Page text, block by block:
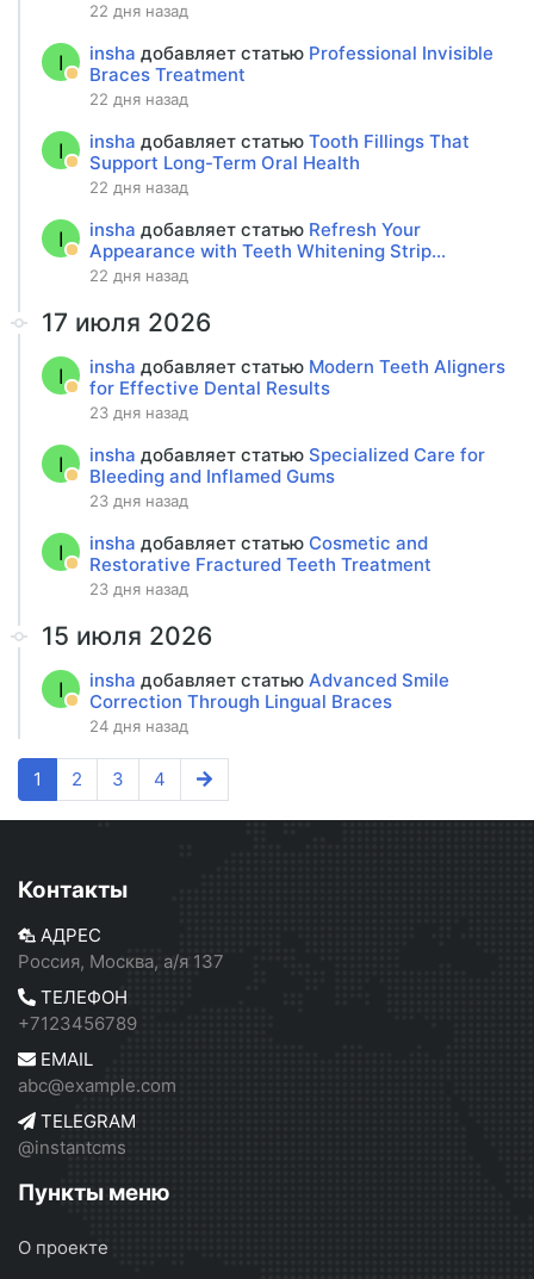
22 дня назад
I insha добавляет статью Professional Invisible
Braces Treatment
22 дня назад
I insha добавляет статью Tooth Fillings That
Support Long-Term Oral Health
22 дня назад
I insha добавляет статью Refresh Your
Appearance with Teeth Whitening Strip...
22 дня назад
17 июля 2026
I insha добавляет статью Modern Teeth Aligners
for Effective Dental Results
23 дня назад
I insha добавляет статью Specialized Care for
Bleeding and Inflamed Gums
23 дня назад
I insha добавляет статью Cosmetic and
Restorative Fractured Teeth Treatment
23 дня назад
15 июля 2026
I insha добавляет статью Advanced Smile
Correction Through Lingual Braces
24 дня назад
1 2 3 4
Контакты
АДРЕС
Россия, Москва, а/я 137
ТЕЛЕФОН
+7123456789
EMAIL
abc@example.com
TELEGRAM
@instantcms
Пункты меню
О проекте